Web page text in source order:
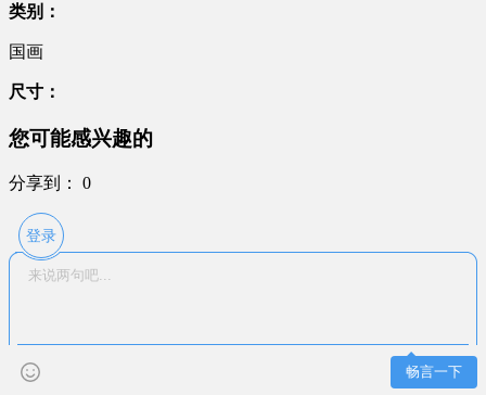
类别：
国画
尺寸：
您可能感兴趣的
分享到： 0
登录
畅言一下